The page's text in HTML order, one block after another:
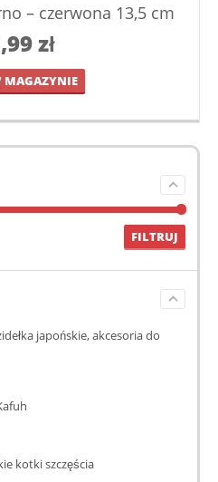
– czerwona 13,5 cm
zł
MAGAZYNIE
FILTRUJ
japońskie, akcesoria do
kotki szczęścia